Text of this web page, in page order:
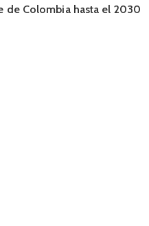
de Colombia hasta el 2030